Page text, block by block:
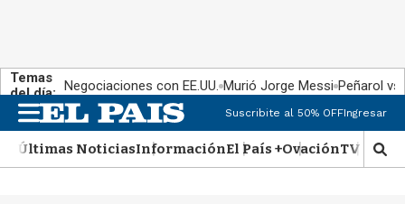
Temas
del día: Negociaciones con EE.UU. Murió Jorge Messi Peñarol
n
u
Suscribite al 50% OFFIngresar
Últimas NoticiasInformaciónEl País +OvaciónTV Show
M
o